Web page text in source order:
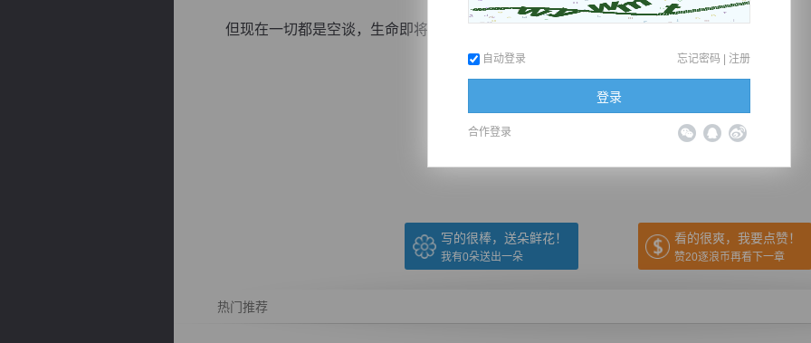
但现在一切都是空谈，生命即将...
推荐在手机上阅读本书
写的很棒，送朵鲜花！
我有0朵送出一朵
看的很爽，我要点赞！
赞20逐浪币再看下一章
热门推荐
自动登录 忘记密码 | 注册
登录
合作登录